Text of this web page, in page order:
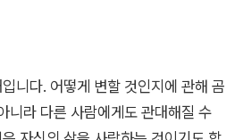
더 많은 답의 가능성을 제시할 뿐입
니다. 어떻게 변할 것인지에 관해 곰
니라 다른 사람에게도 관대해질 수